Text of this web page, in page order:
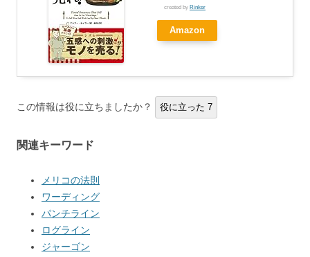
created by Rinker
Amazon
この情報は役に立ちましたか？ 役に立った 7
関連キーワード
メリコの法則
ワーディング
パンチライン
ログライン
ジャーゴン